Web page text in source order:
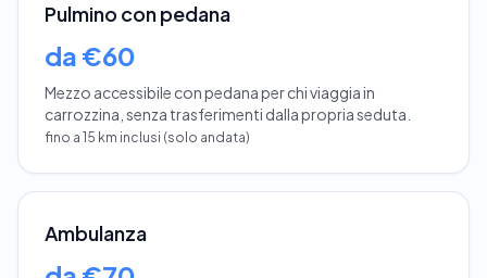
Pulmino con pedana
da €60
Mezzo accessibile con pedana per chi viaggia in
carrozzina, senza trasferimenti dalla propria seduta.
fino a 15 km inclusi (solo andata)
Ambulanza